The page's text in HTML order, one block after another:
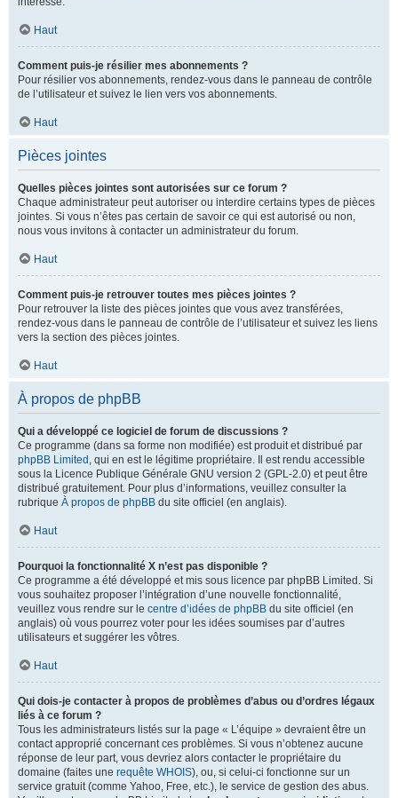
Haut
Comment puis-je résilier mes abonnements ?
Pour résilier vos abonnements, rendez-vous dans le panneau de contrôle
de l’utilisateur et suivez le lien vers vos abonnements.
Haut
Pièces jointes
Quelles pièces jointes sont autorisées sur ce forum ?
Chaque administrateur peut autoriser ou interdire certains types de pièces
jointes. Si vous n’êtes pas certain de savoir ce qui est autorisé ou non,
nous vous invitons à contacter un administrateur du forum.
Haut
Comment puis-je retrouver toutes mes pièces jointes ?
Pour retrouver la liste des pièces jointes que vous avez transférées,
rendez-vous dans le panneau de contrôle de l’utilisateur et suivez les liens
vers la section des pièces jointes.
Haut
À propos de phpBB
Qui a développé ce logiciel de forum de discussions ?
Ce programme (dans sa forme non modifiée) est produit et distribué par
phpBB Limited , qui en est le légitime propriétaire. Il est rendu accessible
sous la Licence Publique Générale GNU version 2 (GPL-2.0) et peut être
distribué gratuitement. Pour plus d’informations, veuillez consulter la
rubrique À propos de phpBB du site officiel (en anglais).
Haut
Pourquoi la fonctionnalité X n’est pas disponible ?
Ce programme a été développé et mis sous licence par phpBB Limited. Si
vous souhaitez proposer l’intégration d’une nouvelle fonctionnalité,
veuillez vous rendre sur le centre d’idées de phpBB du site officiel (en
anglais) où vous pourrez voter pour les idées soumises par d’autres
utilisateurs et suggérer les vôtres.
Haut
Qui dois-je contacter à propos de problèmes d’abus ou d’ordres légaux
liés à ce forum ?
Tous les administrateurs listés sur la page « L’équipe » devraient être un
contact approprié concernant ces problèmes. Si vous n’obtenez aucune
réponse de leur part, vous devriez alors contacter le propriétaire du
domaine (faites une requête WHOIS), ou, si celui-ci fonctionne sur un
service gratuit (comme Yahoo, Free, etc.), le service de gestion des abus.